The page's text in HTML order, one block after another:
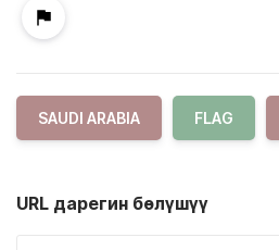
SAUDI ARABIA FLAG
URL дарегин бөлүшүү